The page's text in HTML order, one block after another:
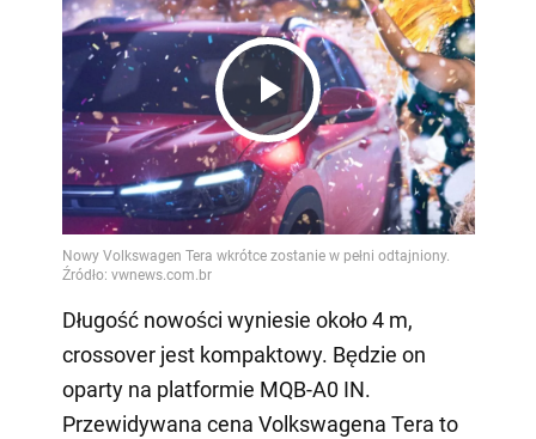
Play
Video
Długość nowości wyniesie około 4 m,
crossover jest kompaktowy. Będzie on
oparty na platformie MQB-A0 IN.
Przewidywana cena Volkswagena Tera to